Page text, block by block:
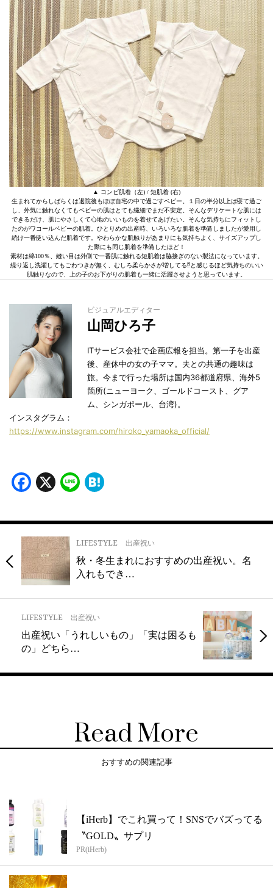
▲ コンビ肌着（左) / 短肌着 (右)
生まれてからしばらくは退院後もほぼ自宅の中で過ごすベビー。１日の半分以上は寝て過ご
し、外気に触れなくてもベビーの肌はとても繊細でまだ不安定。そんなデリケートな肌には
できるだけ、肌にやさしくて心地のいいものを着せてあげたい。そんな気持ちにフィットし
たのがワコールベビーの肌着。ひとりめの出産時、いろいろな肌着を準備しましたが愛用し
続け一番使い込んだ肌着です。やわらかな肌触りがあまりにも気持ちよく、サイズアップし
た際にも同じ肌着を準備したほど！
素材は綿100％、縫い目は外側で一番肌に触れる短肌着は脇接ぎのない製法になっています。
繰り返し洗濯してもごわつきが無く、むしろ柔らかさが増してる⁉と感じるほど気持ちのいい
肌触りなので、上の子のお下がりの肌着も一緒に活躍させようと思っています。
ビジュアルエディター
山岡ひろ子
ITサービス会社で企画広報を担当。第一子を出産
後、産休中の女の子ママ。夫との共通の趣味は
旅。今まで行った場所は国内36都道府県、海外5
箇所(ニューヨーク、ゴールドコースト、グア
ム、シンガポール、台湾)。
インスタグラム：
https://www.instagram.com/hiroko_yamaoka_official/
Facebook
X Line
LIFESTYLE 出産祝い
秋・冬生まれにおすすめの出産祝い。名
入れもでき…
LIFESTYLE 出産祝い
出産祝い「うれしいもの」「実は困るも
の」どちら…
Read More
おすすめの関連記事
【iHerb】でこれ買って！SNSでバズってる
〝GOLD〟サプリ
PR(iHerb)